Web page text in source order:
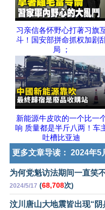
习亲信各怀野心打著习旗
斗！国安部拼命抓权加剧
局 ；
新能源牛皮吹的一个比一
响 质量都是半斤八两！车
吐槽比亚迪
更多文章导读： 2024年5
为何党魁访法期间一直笑
2024/5/17 (68,708次)
汶川唐山大地震皆出现“阴